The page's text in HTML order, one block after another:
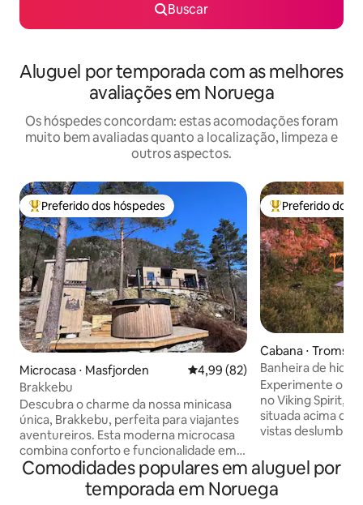
Buscar
Aluguel por temporada com as melhores
avaliações em Noruega
Os hóspedes concordam: estas acomodações foram
muito bem avaliadas quanto a localização, limpeza e
outros aspectos.
Entre os melhores preferidos dos hóspedes
Preferido dos hóspedes
Microcasa ⋅ Masfjorden 4,99 de uma avaliação média
4,99 (82)
Brakkebu
Descubra o charme da nossa minicasa
única, Brakkebu, perfeita para viajantes
aventureiros. Esta moderna microcasa
combina conforto e funcionalidade em
um ambiente acolhedor. Você
encontrará uma sala de estar iluminada,
uma cozinha totalmente equipada e
Entre os
Preferido dos
Cabana ⋅ Tromsø
Banheira de
mar/vista
fiorde/privativo
Experimente o
no Viking Spirit,
situada acima de
vistas
do chão ao teto
observação da aurora
YouTube: busque
Comodidades populares em aluguel por
temporada em Noruega